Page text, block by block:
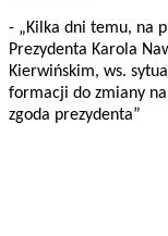
- „Kilka dni temu, na
Prezydenta Karola
Kierwińskim, ws.
formacji do zmiany
zgoda prezydenta”